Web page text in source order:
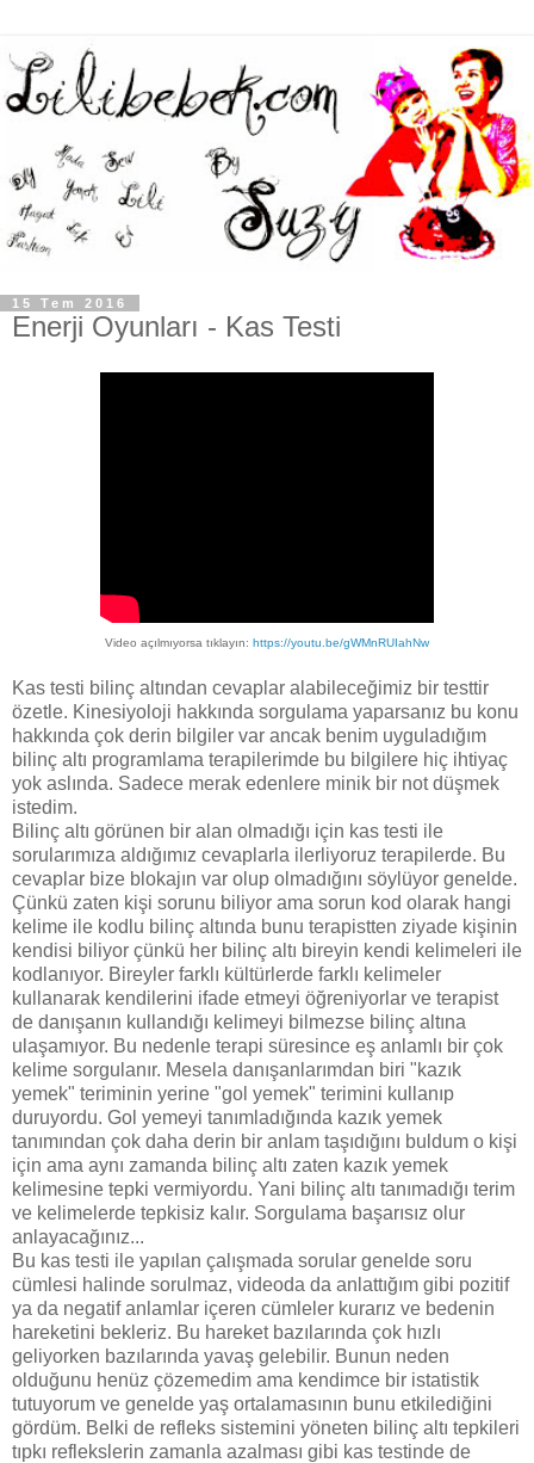
15 Tem 2016
Enerji Oyunları - Kas Testi
Video açılmıyorsa tıklayın: https://youtu.be/gWMnRUIahNw
Kas testi bilinç altından cevaplar alabileceğimiz bir testtir
özetle. Kinesiyoloji hakkında sorgulama yaparsanız bu konu
hakkında çok derin bilgiler var ancak benim uyguladığım
bilinç altı programlama terapilerimde bu bilgilere hiç ihtiyaç
yok aslında. Sadece merak edenlere minik bir not düşmek
istedim.
Bilinç altı görünen bir alan olmadığı için kas testi ile
sorularımıza aldığımız cevaplarla ilerliyoruz terapilerde. Bu
cevaplar bize blokajın var olup olmadığını söylüyor genelde.
Çünkü zaten kişi sorunu biliyor ama sorun kod olarak hangi
kelime ile kodlu bilinç altında bunu terapistten ziyade kişinin
kendisi biliyor çünkü her bilinç altı bireyin kendi kelimeleri ile
kodlanıyor. Bireyler farklı kültürlerde farklı kelimeler
kullanarak kendilerini ifade etmeyi öğreniyorlar ve terapist
de danışanın kullandığı kelimeyi bilmezse bilinç altına
ulaşamıyor. Bu nedenle terapi süresince eş anlamlı bir çok
kelime sorgulanır. Mesela danışanlarımdan biri "kazık
yemek" teriminin yerine "gol yemek" terimini kullanıp
duruyordu. Gol yemeyi tanımladığında kazık yemek
tanımından çok daha derin bir anlam taşıdığını buldum o kişi
için ama aynı zamanda bilinç altı zaten kazık yemek
kelimesine tepki vermiyordu. Yani bilinç altı tanımadığı terim
ve kelimelerde tepkisiz kalır. Sorgulama başarısız olur
anlayacağınız...
Bu kas testi ile yapılan çalışmada sorular genelde soru
cümlesi halinde sorulmaz, videoda da anlattığım gibi pozitif
ya da negatif anlamlar içeren cümleler kurarız ve bedenin
hareketini bekleriz. Bu hareket bazılarında çok hızlı
geliyorken bazılarında yavaş gelebilir. Bunun neden
olduğunu henüz çözemedim ama kendimce bir istatistik
tutuyorum ve genelde yaş ortalamasının bunu etkilediğini
gördüm. Belki de refleks sistemini yöneten bilinç altı tepkileri
tıpkı reflekslerin zamanla azalması gibi kas testinde de